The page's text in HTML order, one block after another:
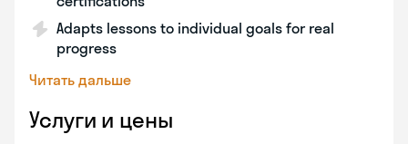
Adapts lessons to individual goals for real
progress
Читать дальше
Услуги и цены